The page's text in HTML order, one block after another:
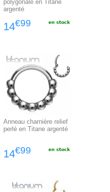
polygonale en Titane
argenté
14€99
Anneau charnière relief
perlé en Titane argenté
14€99